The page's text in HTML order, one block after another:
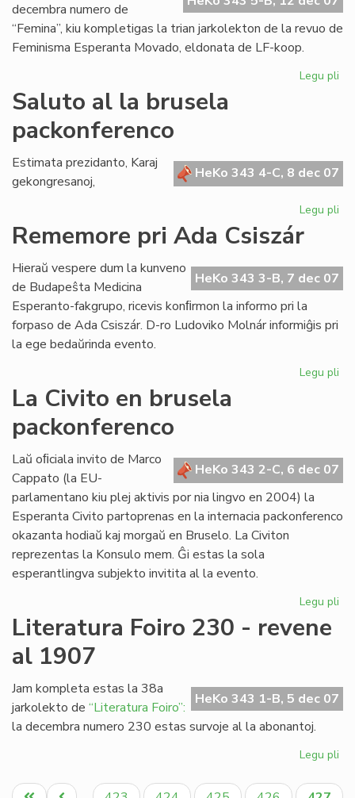
decembra numero de
“Femina”, kiu kompletigas la trian jarkolekton de la revuo de
Feminisma Esperanta Movado, eldonata de LF-koop.
Legu pli
de
Saluto al la brusela
packonferenco
HeKo 343 4-C, 8 dec 07
Estimata prezidanto, Karaj
gekongresanoj,
Legu pli
Rememore pri Ada Csiszár
HeKo 343 3-B, 7 dec 07
Hieraŭ vespere dum la kunveno
de Budapeŝta Medicina
Esperanto-fakgrupo, ricevis konﬁrmon la informo pri la
forpaso de Ada Csiszár. D-ro Ludoviko Molnár informiĝis pri
la ege bedaŭrinda evento.
Legu pli
La Civito en brusela
packonferenco
HeKo 343 2-C, 6 dec 07
Laŭ oﬁciala invito de Marco
Cappato (la EU-
parlamentano kiu plej aktivis por nia lingvo en 2004) la
Esperanta Civito partoprenas en la internacia packonferenco
okazanta hodiaŭ kaj morgaŭ en Bruselo. La Civiton
reprezentas la Konsulo mem. Ĝi estas la sola
esperantlingva subjekto invitita al la evento.
Legu pli
Literatura Foiro 230 - revene
al 1907
HeKo 343 1-B, 5 dec 07
Jam kompleta estas la 38a
jarkolekto de “Literatura Foiro”:
la decembra numero 230 estas survoje al la abonantoj.
Legu pli
Pagination